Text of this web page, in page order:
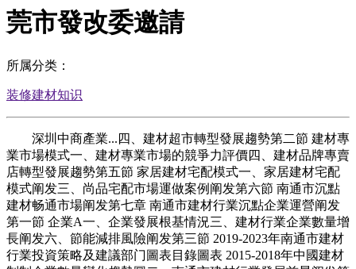
莞市發改委邀請
所属分类：
装修建材知识
深圳中商產業...四、建材超市轉型發展趨勢第二節 建材專
業市場模式一、建材專業市場的競爭力評價四、建材品牌專賣
店轉型發展趨勢第五節 家居建材宅配模式一、家居建材宅配
模式阐发三、尚品宅配市場運做案例阐发第六節 南通市沉點
建材畅通市場阐发第七章 南通市建材行業沉點企業運營阐发
第一節 企業A一、企業發展根基情況三、建材行業企業數量增
長阐发六、節能減排風險阐发第三節 2019-2023年南通市建材
行業投資策略及建議部门圖表目錄圖表 2015-2018年中國建材